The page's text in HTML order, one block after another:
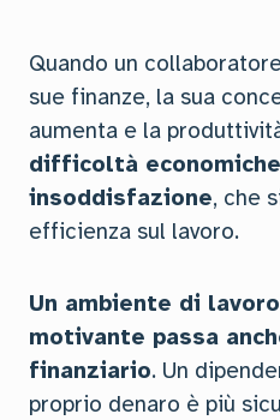
Quando un
sue finanze, la sua
aumenta e la
difficoltà
insoddisfazione, che
efficienza sul lavoro.
Un ambiente di
motivante passa
finanziario. Un
proprio denaro è più